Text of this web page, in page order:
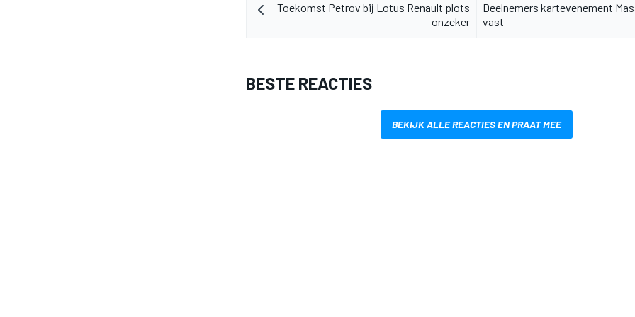
Toekomst Petrov bij Lotus Renault plots
onzeker
Deelnemers kartevenement
vast
BESTE REACTIES
BEKIJK ALLE REACTIES EN PRAAT MEE